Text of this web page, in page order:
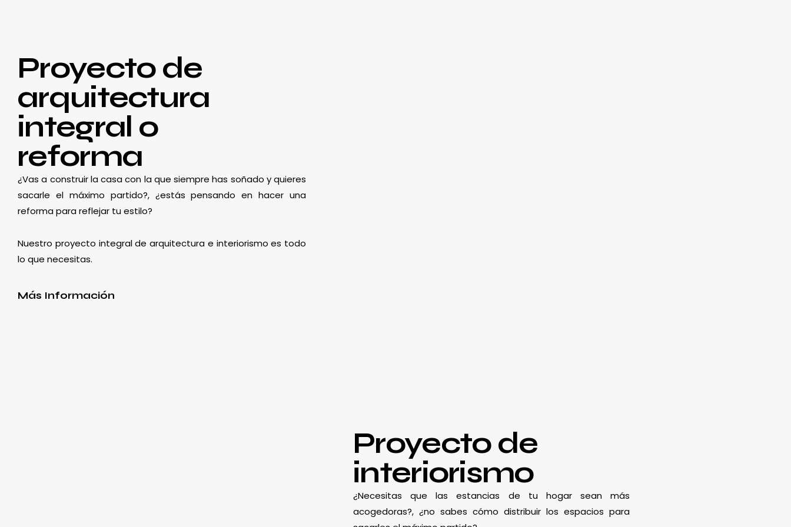
Proyecto de
arquitectura
integral o
reforma
¿Vas a construir la casa con la que siempre has soñado y quieres
sacarle el máximo partido?, ¿estás pensando en hacer una
reforma para reflejar tu estilo?
Nuestro proyecto integral de arquitectura e interiorismo es todo
lo que necesitas.
Más Información
Proyecto de
interiorismo
¿Necesitas que las estancias de tu hogar sean más
acogedoras?, ¿no sabes cómo distribuir los espacios para